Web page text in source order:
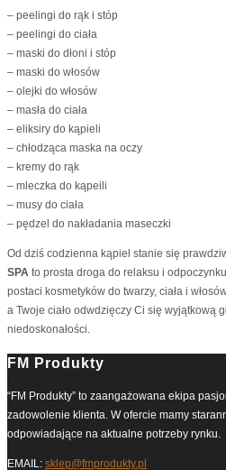
– peelingi do rąk i stóp
– peelingi do ciała
– maski do dłoni i stóp
– maski do włosów
– olejki do włosów
– masła do ciała
– eliksiry do kąpieli
– chłodząca maska na oczy
– kremy do rąk
– mleczka do kąpeili
– musy do ciała
– pędzel do nakładania maseczki
Od dziś codzienna kąpiel stanie się
SPA to prosta droga do relaksu i
postaci kosmetyków do twarzy, ciała i
a Twoje ciało odwdzięczy Ci się wyjątkową
niedoskonałości.
FM Produkty
“FM Produkty” to zaangażowana ekipa
zadowolenie klienta. W ofercie mamy
odpowiadające na aktualne potrzeby rynku.
EMAIL: sklep@fmprodukty.pl